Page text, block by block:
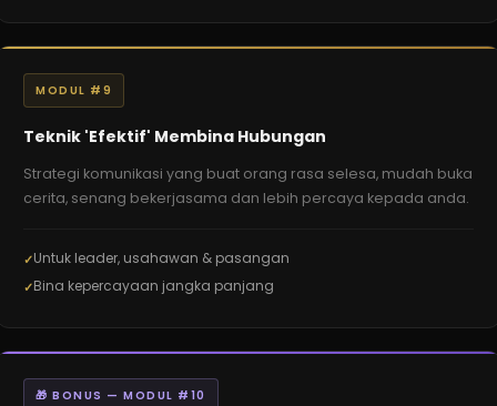
MODUL #9
Teknik 'Efektif' Membina Hubungan
Strategi komunikasi yang buat orang rasa selesa, mudah buka
cerita, senang bekerjasama dan lebih percaya kepada anda.
Untuk leader, usahawan & pasangan
Bina kepercayaan jangka panjang
🎁 BONUS — MODUL #10